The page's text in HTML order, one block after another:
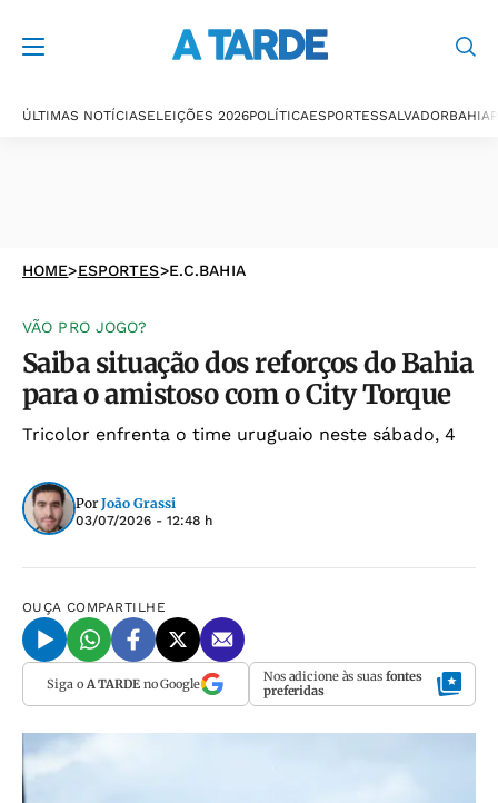
ÚLTIMAS NOTÍCIASELEIÇÕES 2026POLÍTICAESPORTESSALVADORBAHIA
HOME>ESPORTES>E.C.BAHIA
VÃO PRO JOGO?
Saiba situação dos reforços do Bahia
para o amistoso com o City Torque
Tricolor enfrenta o time uruguaio neste sábado, 4
Por João Grassi
03/07/2026 - 12:48 h
OUÇA COMPARTILHE
Siga o A TARDEno Google Nos adicione às suas fontes
preferidas